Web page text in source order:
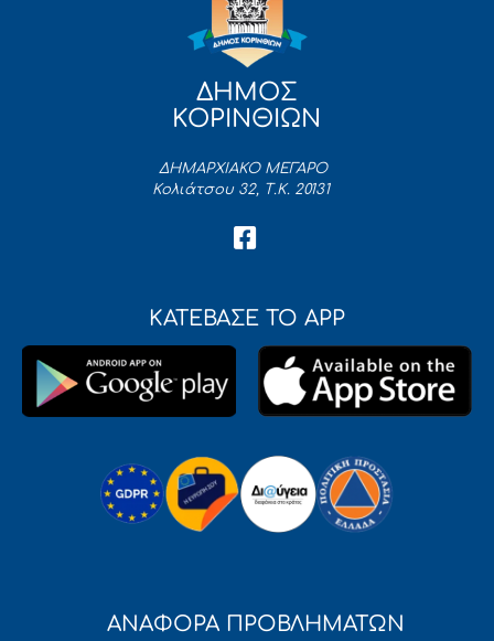
ΔΗΜΟΣ
ΚΟΡΙΝΘΙΩΝ
ΔΗΜΑΡΧΙΑΚΟ ΜΕΓΑΡΟ
Κολιάτσου 32, Τ.Κ. 20131
ΚΑΤΕΒΑΣΕ ΤΟ APP
ΑΝΑΦΟΡΑ ΠΡΟΒΛΗΜΑΤΩΝ